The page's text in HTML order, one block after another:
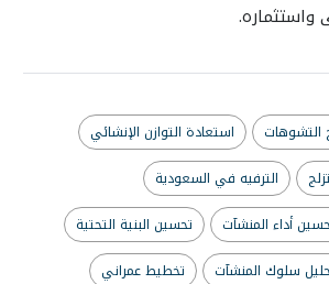
التشوهات
استعادة التوازن الإنشائي
الترفيه في السعودية
أداء المنشآت
تحسين البنية التحتية
سلوك المنشآت
تخطيط عمراني